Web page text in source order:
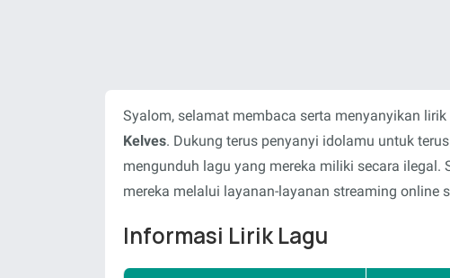
Syalom, selamat membaca serta menyanyikan
Kelves. Dukung terus penyanyi idolamu untuk
mengunduh lagu yang mereka miliki secara
mereka melalui layanan-layanan streaming online
Informasi Lirik Lagu